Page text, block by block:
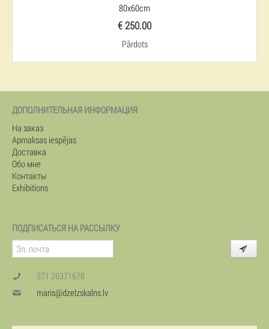
80x60cm
€ 250.00
Pārdots
ДОПОЛНИТЕЛЬНАЯ ИНФОРМАЦИЯ
На заказ
Apmaksas iespējas
Доставка
Обо мне
Контакты
Exhibitions
ПОДПИСАТЬСЯ НА РАССЫЛКУ
371 26371678
maris@dzelzskalns.lv